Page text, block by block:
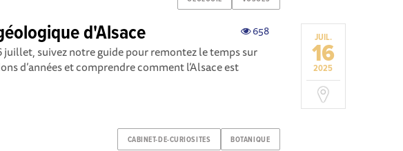
JUIL.
16
2025
658
d'Alsace
juillet, suivez notre guide pour remontez le temps sur
d’années et comprendre comment l’Alsace est
CABINET-DE-CURIOSITES BOTANIQUE